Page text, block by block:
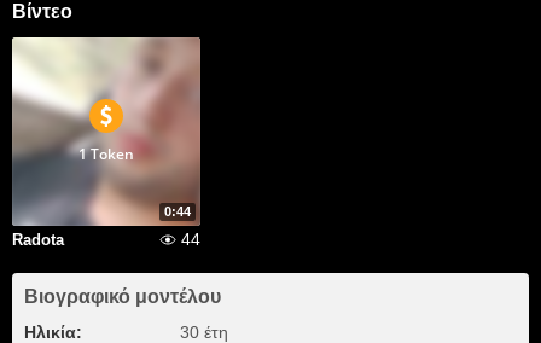
Βίντεο
0:44
1 Token
Radota 44
Βιογραφικό μοντέλου
Ηλικία: 30 έτη